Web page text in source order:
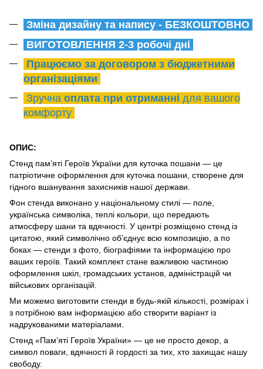
Зміна дизайну та напису - БЕЗКОШТОВНО
ВИГОТОВЛЕННЯ 2-3 робочі дні
Працюємо за договором з бюджетними
організаціями
Зручна оплата при отриманні для вашого
комфорту
ОПИС:
Стенд пам’яті Героїв України для куточка пошани — це
патріотичне оформлення для куточка пошани, створене для
гідного вшанування захисників нашої держави.
Фон стенда виконано у національному стилі — поле,
українська символіка, теплі кольори, що передають
атмосферу шани та вдячності. У центрі розміщено стенд із
цитатою, який символічно об’єднує всю композицію, а по
боках — стенди з фото, біографіями та інформацією про
ваших героїв. Такий комплект стане важливою частиною
оформлення шкіл, громадських установ, адміністрацій чи
військових організацій.
Ми можемо виготовити стенди в будь-якій кількості, розмірах і
з потрібною вам інформацією або створити варіант із
надрукованими матеріалами.
Стенд «Пам’яті Героїв України» — це не просто декор, а
символ поваги, вдячності й гордості за тих, хто захищає нашу
свободу.